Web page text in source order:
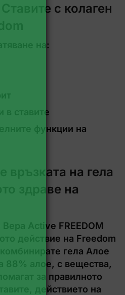
Ставите с колаген
на:
в ставите
функции на
връзката на гела
здраве на
Вера Active FREEDOM
действие на Freedom
гела Алое
88% алое, с вещества,
за правилното
действието на